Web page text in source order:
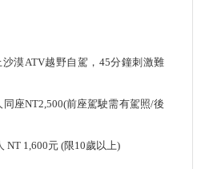
漠ATV越野自駕，45分鐘刺激難
座NT2,500(前座駕駛需有駕照/後
NT 1,600元 (限10歲以上)